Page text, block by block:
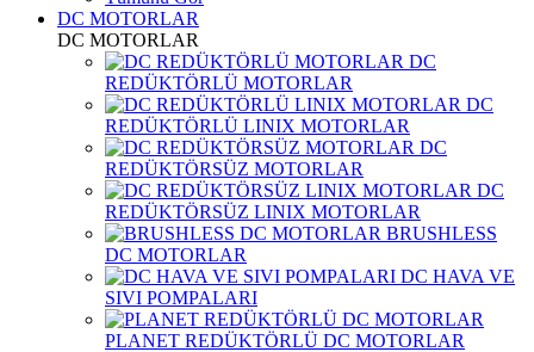
DC MOTORLAR
DC MOTORLAR
DC
REDÜKTÖRLÜ MOTORLAR
DC
REDÜKTÖRLÜ LINIX MOTORLAR
DC
REDÜKTÖRSÜZ MOTORLAR
DC
REDÜKTÖRSÜZ LINIX MOTORLAR
BRUSHLESS
DC MOTORLAR
DC HAVA VE
SIVI POMPALARI
PLANET REDÜKTÖRLÜ DC MOTORLAR